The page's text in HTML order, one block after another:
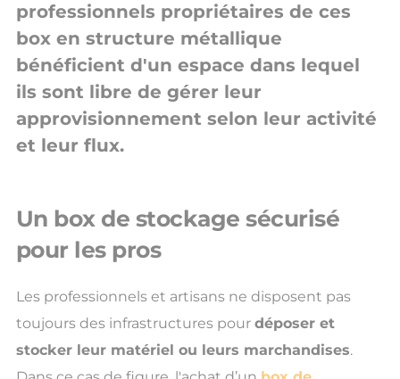
professionnels propriétaires de ces
box en structure métallique
bénéficient d'un espace dans lequel
ils sont libre de gérer leur
approvisionnement selon leur activité
et leur flux.
Un box de stockage sécurisé
pour les pros
Les professionnels et artisans ne disposent pas
toujours des infrastructures pour déposer et
stocker leur matériel ou leurs marchandises.